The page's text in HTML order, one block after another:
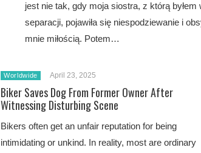
jest nie tak, gdy moja siostra, z którą byłem
separacji, pojawiła się niespodziewanie i
mnie miłością. Potem…
Worldwide April 23, 2025
Biker Saves Dog From Former Owner After
Witnessing Disturbing Scene
Bikers often get an unfair reputation for being
intimidating or unkind. In reality, most are ordinary